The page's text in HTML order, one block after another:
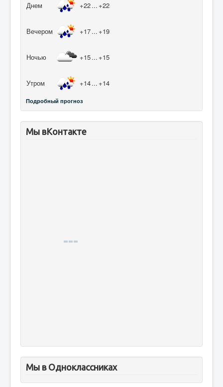
Днем +22... +22
Вечером +17... +19
Ночью +15... +15
Утром +14... +14
Подробный прогноз
Мы вКонтакте
Мы в Одноклассниках